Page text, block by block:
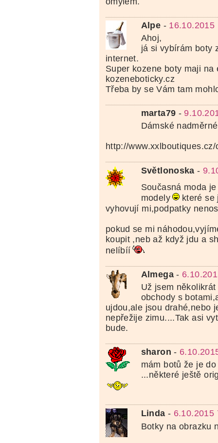
Alpe - 16.10.2015
Ahoj,
já si vybírám boty
internet.
Super kozene boty maji na
kozeneboticky.cz
Třeba by se Vám tam
marta79 -
Dámské
http://
Světlonoska -
Současná moda
modely
které se
vyhovují mi,podpatky
pokud se mi
koupit ,neb až když jdu a
nelíbíí
Almega-
Už jsem
obchody s
ujdou,ale jsou drahé,nebo
nepřežije zimu....Tak asi
bude.
sharon -
mám botů že je
...některé ještě
Linda - 6.10.2015
Botky na obrazku